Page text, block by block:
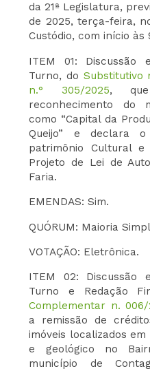
da 21ª Legislatura,
de 2025, terça-feira,
Custódio, com início às
ITEM 01: Discussão
Turno, do Substitutivo
n.° 305/2025,
reconhecimento do
como “Capital da
Queijo” e declara
patrimônio Cultural e
Projeto de Lei de
Faria.
EMENDAS: Sim.
QUÓRUM: Maioria
VOTAÇÃO: Eletrônica.
ITEM 02: Discussão
Turno e Redação
Complementar n. 006/
a remissão de
imóveis localizados
e geológico no
município de